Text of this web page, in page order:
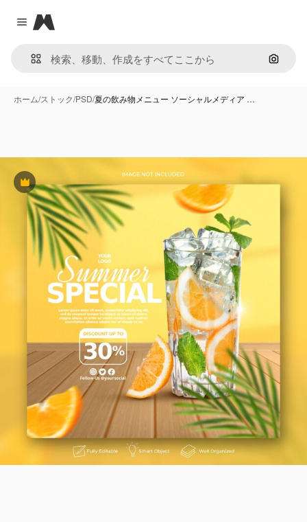
Close menu
Magnific
画像で
ホーム/ストック/PSD/夏の飲み物メニュー ソーシャルメディア …
Premium